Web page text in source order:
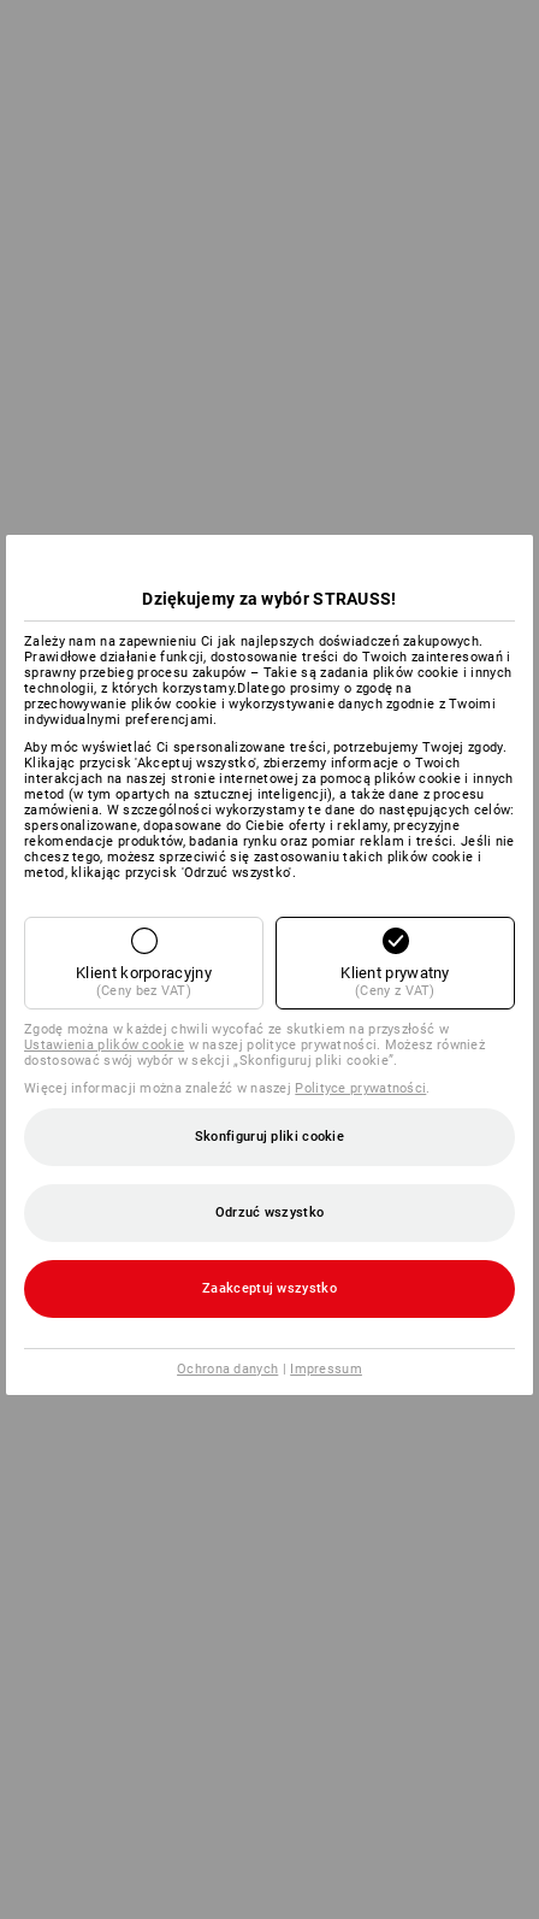
Dziękujemy za wybór STRAUSS!
Zależy nam na zapewnieniu Ci jak najlepszych doświadczeń zakupowych.
Prawidłowe działanie funkcji, dostosowanie treści do Twoich zainteresowań i
sprawny przebieg procesu zakupów – Takie są zadania plików cookie i innych
technologii, z których korzystamy.Dlatego prosimy o zgodę na
przechowywanie plików cookie i wykorzystywanie danych zgodnie z Twoimi
indywidualnymi preferencjami.
Aby móc wyświetlać Ci spersonalizowane treści, potrzebujemy Twojej zgody.
Klikając przycisk 'Akceptuj wszystko', zbierzemy informacje o Twoich
interakcjach na naszej stronie internetowej za pomocą plików cookie i innych
metod (w tym opartych na sztucznej inteligencji), a także dane z procesu
zamówienia. W szczególności wykorzystamy te dane do następujących celów:
spersonalizowane, dopasowane do Ciebie oferty i reklamy, precyzyjne
rekomendacje produktów, badania rynku oraz pomiar reklam i treści. Jeśli nie
chcesz tego, możesz sprzeciwić się zastosowaniu takich plików cookie i
metod, klikając przycisk 'Odrzuć wszystko'.
Klient korporacyjny
(Ceny bez VAT)
Klient prywatny
(Ceny z VAT)
Zgodę można w każdej chwili wycofać ze skutkiem na przyszłość w
Ustawienia plików cookie w naszej polityce prywatności. Możesz również
dostosować swój wybór w sekcji „Skonfiguruj pliki cookie”.
Więcej informacji można znaleźć w naszej Polityce prywatności.
Skonfiguruj pliki cookie
Odrzuć wszystko
Zaakceptuj wszystko
Ochrona danych | Impressum